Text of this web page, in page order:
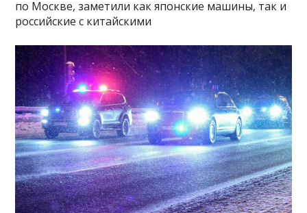
по Москве, заметили как японские машины, так и
российские с китайскими